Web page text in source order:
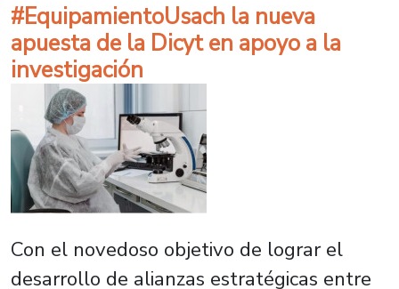
#EquipamientoUsach la nueva
apuesta de la Dicyt en apoyo a la
investigación
Con el novedoso objetivo de lograr el
desarrollo de alianzas estratégicas entre